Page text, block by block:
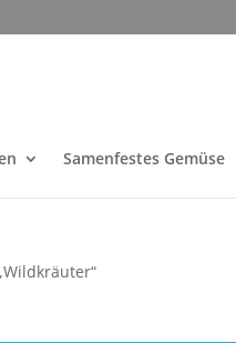
Samenfestes Gemüse